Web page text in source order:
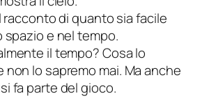
racconto di quanto sia facile
spazio e nel tempo.
il tempo? Cosa lo
non lo sapremo mai. Ma anche
fa parte del gioco.